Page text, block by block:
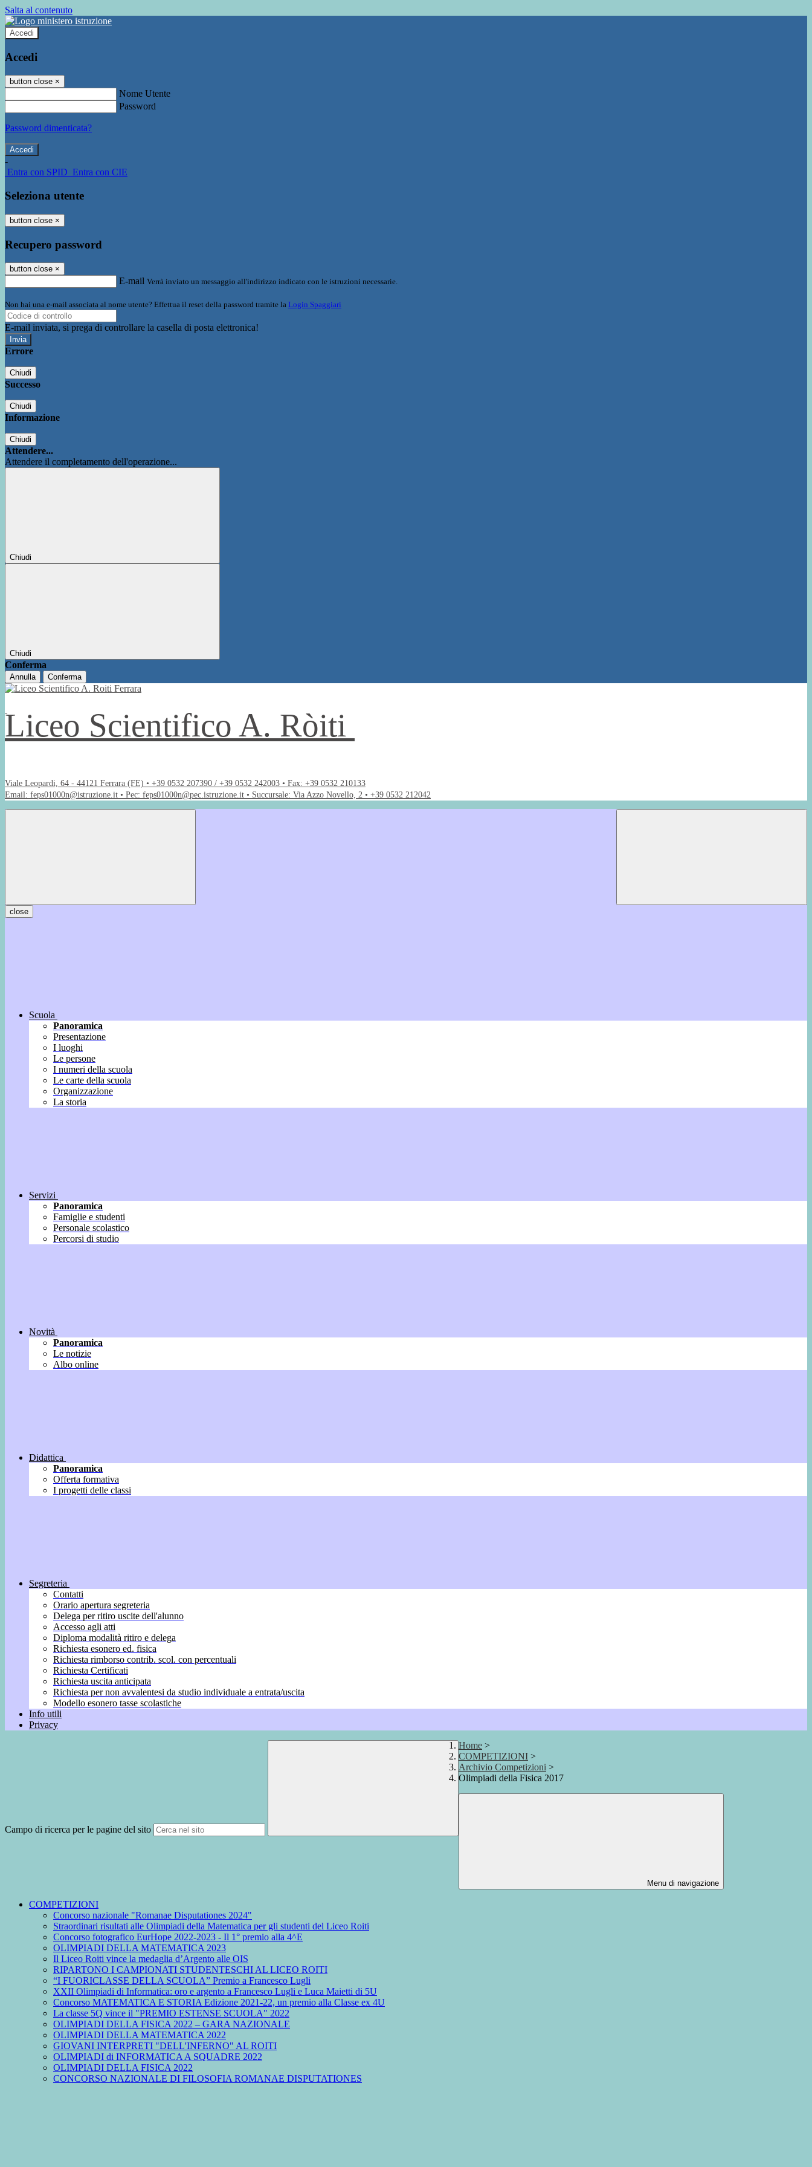
Salta al contenuto
Accedi
Accedi
button close ×
Nome Utente
Password
Password dimenticata?
-
Entra con SPID Entra con CIE
Seleziona utente
button close ×
Recupero password
button close ×
E-mail Verrà inviato un messaggio all'indirizzo indicato con le istruzioni necessarie.
Non hai una e-mail associata al nome utente? Effettua il reset della password tramite la Login Spaggiari
E-mail inviata, si prega di controllare la casella di posta elettronica!
Errore
Chiudi
Successo
Chiudi
Informazione
Chiudi
Attendere...
Attendere il completamento dell'operazione...
Chiudi
Chiudi
Conferma
Annulla Conferma
Liceo Scientifico A. Ròiti
Viale Leopardi, 64 - 44121 Ferrara (FE) • +39 0532 207390 / +39 0532 242003 • Fax: +39 0532 210133
Email: feps01000n@istruzione.it • Pec: feps01000n@pec.istruzione.it • Succursale: Via Azzo Novello, 2 • +39 0532 212042
close
Scuola
Panoramica
Presentazione
I luoghi
Le persone
I numeri della scuola
Le carte della scuola
Organizzazione
La storia
Servizi
Panoramica
Famiglie e studenti
Personale scolastico
Percorsi di studio
Novità
Panoramica
Le notizie
Albo online
Didattica
Panoramica
Offerta formativa
I progetti delle classi
Segreteria
Contatti
Orario apertura segreteria
Delega per ritiro uscite dell'alunno
Accesso agli atti
Diploma modalità ritiro e delega
Richiesta esonero ed. fisica
Richiesta rimborso contrib. scol. con percentuali
Richiesta Certificati
Richiesta uscita anticipata
Richiesta per non avvalentesi da studio individuale a entrata/uscita
Modello esonero tasse scolastiche
Info utili
Privacy
Campo di ricerca per le pagine del sito
Home >
COMPETIZIONI >
Archivio Competizioni >
Olimpiadi della Fisica 2017
Menu di navigazione
COMPETIZIONI
Concorso nazionale "Romanae Disputationes 2024"
Straordinari risultati alle Olimpiadi della Matematica per gli studenti del Liceo Roiti
Concorso fotografico EurHope 2022-2023 - Il 1° premio alla 4^E
OLIMPIADI DELLA MATEMATICA 2023
Il Liceo Roiti vince la medaglia d’Argento alle OIS
RIPARTONO I CAMPIONATI STUDENTESCHI AL LICEO ROITI
“I FUORICLASSE DELLA SCUOLA” Premio a Francesco Lugli
XXII Olimpiadi di Informatica: oro e argento a Francesco Lugli e Luca Maietti di 5U
Concorso MATEMATICA E STORIA Edizione 2021-22, un premio alla Classe ex 4U
La classe 5Q vince il "PREMIO ESTENSE SCUOLA" 2022
OLIMPIADI DELLA FISICA 2022 – GARA NAZIONALE
OLIMPIADI DELLA MATEMATICA 2022
GIOVANI INTERPRETI "DELL'INFERNO" AL ROITI
OLIMPIADI di INFORMATICA A SQUADRE 2022
OLIMPIADI DELLA FISICA 2022
CONCORSO NAZIONALE DI FILOSOFIA ROMANAE DISPUTATIONES